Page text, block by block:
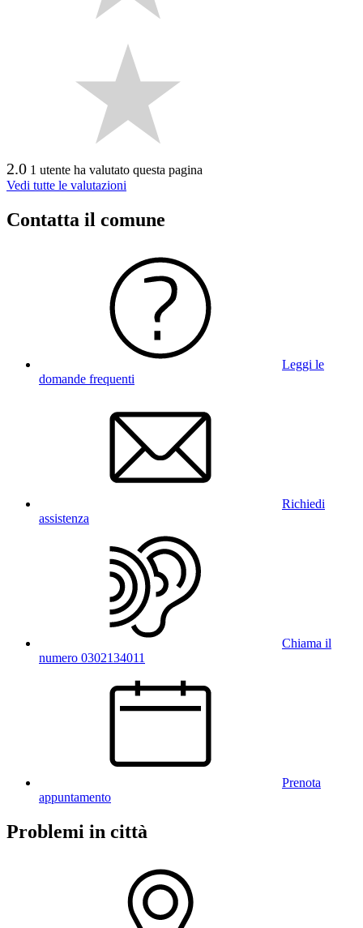
2.0 1 utente ha valutato questa pagina
Vedi tutte le valutazioni
Contatta il comune
Leggi le
domande frequenti
Richiedi
assistenza
Chiama il
numero 0302134011
Prenota
appuntamento
Problemi in città